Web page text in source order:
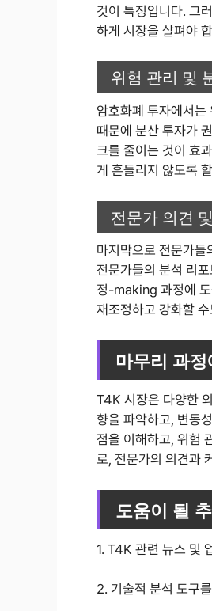
것이 특징입니다. 그
하게 시장을 살펴야
위험 관리 및
암호화폐 투자에서는
때문에 분산 투자가
크를 줄이는 것이 효
게 흔들리지 않도록
전문가 의견
마지막으로 전문가
전문가들의 분석 리
정-making 과정에 도
재조정하고 강화할
마무리 과
T4K 시장은 다양한
향을 파악하고, 변동
점을 이해하고, 위험
로, 전문가의 의견과
도움이 될
1. T4K 관련 뉴스 및
2. 기술적 분석 도구